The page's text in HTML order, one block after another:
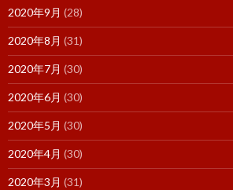
2020年9月 (28)
2020年8月 (31)
2020年7月 (30)
2020年6月 (30)
2020年5月 (30)
2020年4月 (30)
2020年3月 (31)